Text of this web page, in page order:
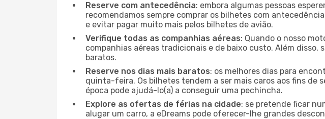
Reserve com antecedência: embora algumas pessoas
recomendamos sempre comprar os bilhetes com
e evitar pagar muito mais pelos bilhetes de avião.
Verifique todas as companhias aéreas: Quando o nosso
companhias aéreas tradicionais e de baixo custo. Além
baratos.
Reserve nos dias mais baratos: os melhores dias para
quinta-feira. Os bilhetes tendem a ser mais caros aos fins de
época pode ajudá-lo(a) a conseguir uma pechincha.
Explore as ofertas de férias na cidade: se pretende ficar
alugar um carro, a eDreams pode oferecer-lhe grandes